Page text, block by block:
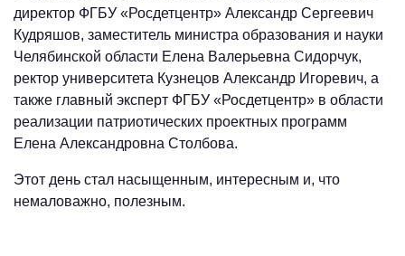
директор ФГБУ «Росдетцентр» Александр Сергеевич
Кудряшов, заместитель министра образования и науки
Челябинской области Елена Валерьевна Сидорчук,
ректор университета Кузнецов Александр Игоревич, а
также главный эксперт ФГБУ «Росдетцентр» в области
реализации патриотических проектных программ
Елена Александровна Столбова.
Этот день стал насыщенным, интересным и, что
немаловажно, полезным.